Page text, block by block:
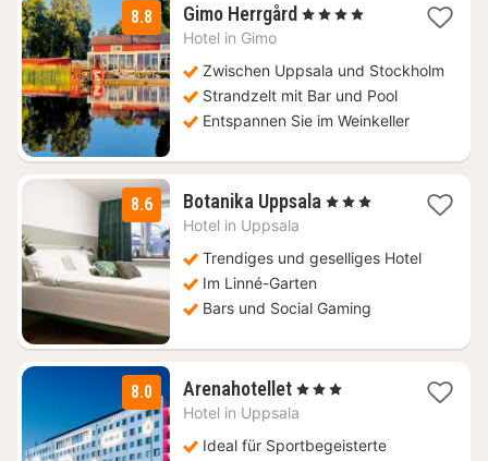
8.8 Gimo Herrgård 2
167,97
€
, 4 Sterne
Hotel in Gimo
Zwischen Uppsala und Stockholm
Strandzelt mit Bar und Pool
Entspannen Sie im Weinkeller
8.6 Botanika Uppsala 1
102,90
, 3 Sterne
Hotel in Uppsala
Trendiges und geselliges Hotel
Im Linné-Garten
Bars und Social Gaming
8.0 Arenahotellet1
Nacht
108,94
, 3 Sterne
Hotel in Uppsala
Ideal für Sportbegeisterte